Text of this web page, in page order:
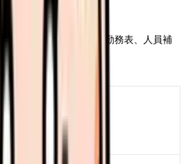
雰囲気だけではなく、勤務表、人員補
、教育期間です。